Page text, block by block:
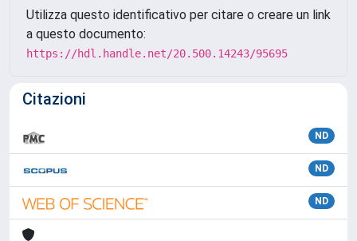
Utilizza questo identificativo per citare o creare un link
a questo documento:
https://hdl.handle.net/20.500.14243/95695
Citazioni
ND
ND
ND